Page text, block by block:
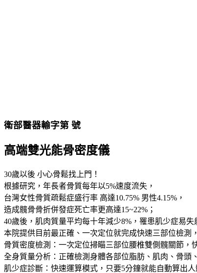
衛部醫器輸字第 號
高端雙光能骨密度儀
30歲以後 小心骨鬆找上門！
根據研究，年長者骨質每年以5%速度流失，
台灣女性骨質疏鬆症盛行率 高達10.75% 男性4.15%，
造成髖骨骨折併發症死亡率更高達15~22%；
40歲後，肌肉質量平均每十年減少8%，罹患肌少症易
本院提供目前最正確、一次定位就完成快速三部位檢測
骨質密度檢測：一次定位掃瞄三部位腰椎雙側髖關節，
全身質量分析：正確檢測身體各部位脂肪、肌肉、骨
肌少症診斷：快速運算模式，只要5分鐘就能自動算出人